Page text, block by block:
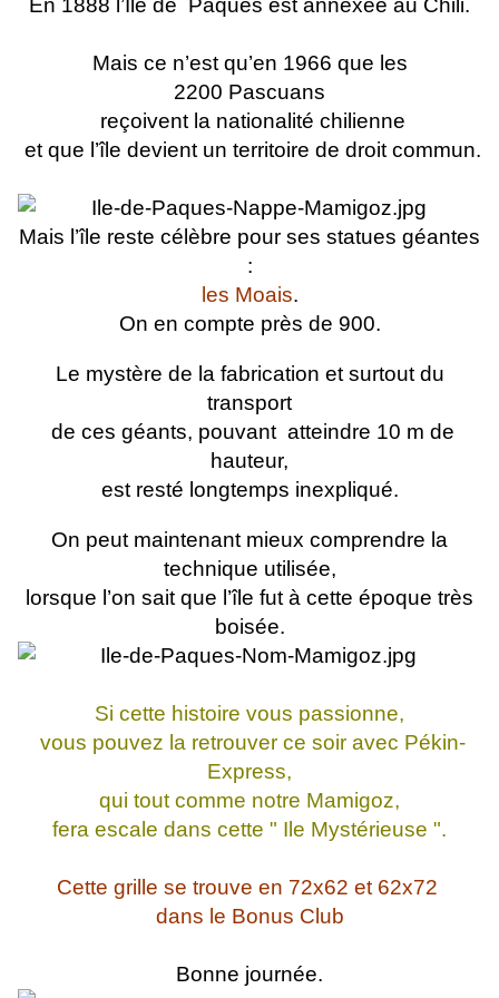
En 1888 l’Ile de Pâques est annexée au Chili.
Mais ce n’est qu’en 1966 que les
2200 Pascuans
reçoivent la nationalité chilienne
et que l’île devient un territoire de droit commun.
Mais l’île reste célèbre pour ses statues géantes
:
les Moais.
On en compte près de 900.
Le mystère de la fabrication et surtout du
transport
de ces géants, pouvant atteindre 10 m de
hauteur,
est resté longtemps inexpliqué.
On peut maintenant mieux comprendre la
technique utilisée,
lorsque l’on sait que l’île fut à cette époque très
boisée.
Si cette histoire vous passionne,
vous pouvez la retrouver ce soir avec Pékin-
Express,
qui tout comme notre Mamigoz,
fera escale dans cette " Ile Mystérieuse ".
Cette grille se trouve en 72x62 et 62x72
dans le Bonus Club
Bonne journée.